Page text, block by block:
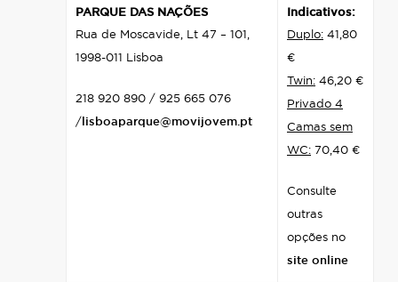
PARQUE DAS NAÇÕES
Rua de Moscavide, Lt 47 – 101,
1998-011 Lisboa
218 920 890 / 925 665 076
/ lisboaparque@movijovem.pt
Indicativos:
Duplo: 41,80
€
Twin: 46,20 €
Privado 4
Camas sem
WC: 70,40 €
Consulte
outras
opções no
site online